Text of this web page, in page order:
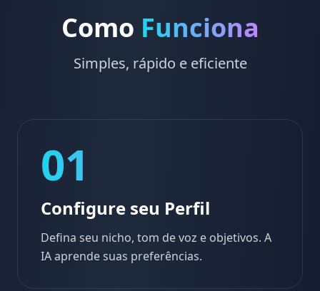
Como Funciona
Simples, rápido e eficiente
01
Configure seu Perfil
Defina seu nicho, tom de voz e objetivos. A
IA aprende suas preferências.